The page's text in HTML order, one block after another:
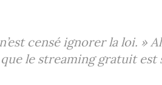
censé ignorer la loi. »
le streaming gratuit